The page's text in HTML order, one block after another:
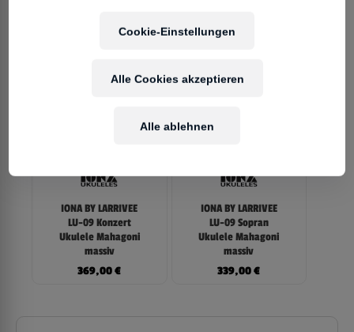
IONA BY LARRIVEE
LU-09 Konzert
Ukulele Mahagoni
massiv
369,00€
IONA BY LARRIVEE
LU-09 Sopran
Ukulele Mahagoni
massiv
339,00€
Cookie-Einstellungen
Alle ablehnen
Alle Cookies akzeptieren